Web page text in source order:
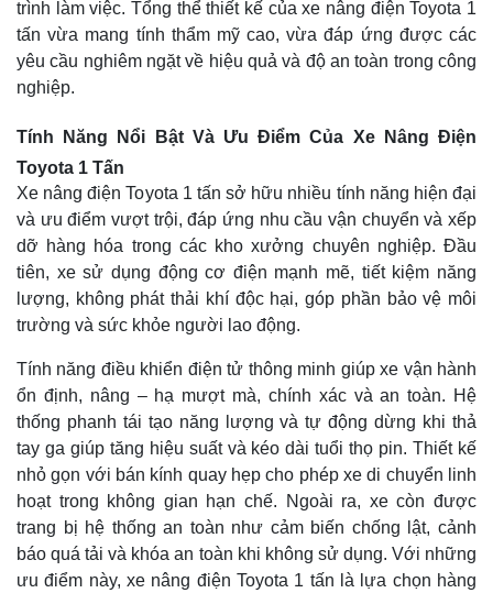
trình làm việc. Tổng thể thiết kế của xe nâng điện Toyota 1
tấn vừa mang tính thẩm mỹ cao, vừa đáp ứng được các
yêu cầu nghiêm ngặt về hiệu quả và độ an toàn trong công
nghiệp.
Tính Năng Nổi Bật Và Ưu Điểm Của Xe Nâng Điện
Toyota 1 Tấn
Xe nâng điện Toyota 1 tấn sở hữu nhiều tính năng hiện đại
và ưu điểm vượt trội, đáp ứng nhu cầu vận chuyển và xếp
dỡ hàng hóa trong các kho xưởng chuyên nghiệp. Đầu
tiên, xe sử dụng động cơ điện mạnh mẽ, tiết kiệm năng
lượng, không phát thải khí độc hại, góp phần bảo vệ môi
trường và sức khỏe người lao động.
Tính năng điều khiển điện tử thông minh giúp xe vận hành
ổn định, nâng – hạ mượt mà, chính xác và an toàn. Hệ
thống phanh tái tạo năng lượng và tự động dừng khi thả
tay ga giúp tăng hiệu suất và kéo dài tuổi thọ pin. Thiết kế
nhỏ gọn với bán kính quay hẹp cho phép xe di chuyển linh
hoạt trong không gian hạn chế. Ngoài ra, xe còn được
trang bị hệ thống an toàn như cảm biến chống lật, cảnh
báo quá tải và khóa an toàn khi không sử dụng. Với những
ưu điểm này, xe nâng điện Toyota 1 tấn là lựa chọn hàng